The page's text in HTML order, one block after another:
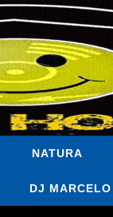
NATURA
DJ